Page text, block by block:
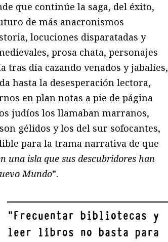
que continúe la saga, del éxito,
de más anacronismos
locuciones disparatadas y
prosa chata, personajes
tras día cazando venados y jabalíes,
hasta la desesperación lectora,
en plan notas a pie de página
judíos los llamaban marranos,
gélidos y los del sur sofocantes,
para la trama narrativa de que
una isla que sus descubridores han
Mundo”.
"Frecuentar bibliotecas y
leer libros no basta para